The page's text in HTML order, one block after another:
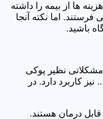
ها از بیمه را داشته
اما نکته آنجا
باشید.
مشکلاتی نظیر پوکی
کاربرد دارد. در
درمان هستند.